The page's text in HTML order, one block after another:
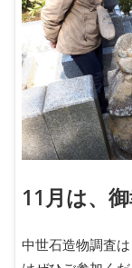
11月は、
中世石造物調査